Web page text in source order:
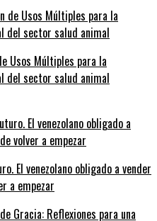
Usos Múltiples para la
del sector salud animal
El venezolano obligado a vender
a empezar